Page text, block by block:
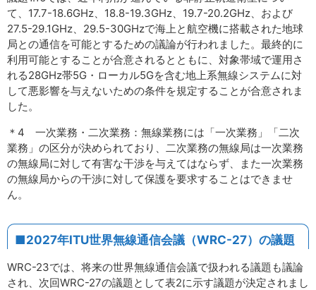
て、17.7-18.6GHz、18.8-19.3GHz、19.7-20.2GHz、および
27.5-29.1GHz、29.5-30GHzで海上と航空機に搭載された地球
局との通信を可能とするための議論が行われました。最終的に
利用可能とすることが合意されるとともに、対象帯域で運用さ
れる28GHz帯5G・ローカル5Gを含む地上系無線システムに対
して悪影響を与えないための条件を規定することが合意されま
した。
＊4 一次業務・二次業務：無線業務には「一次業務」「二次
業務」の区分が決められており、二次業務の無線局は一次業務
の無線局に対して有害な干渉を与えてはならず、また一次業務
の無線局からの干渉に対して保護を要求することはできませ
ん。
■2027年ITU世界無線通信会議（WRC-27）の議題
WRC-23では、将来の世界無線通信会議で扱われる議題も議論
され、次回WRC-27の議題として表2に示す議題が決定されまし